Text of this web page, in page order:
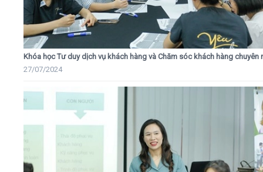
Khóa học Tư duy dịch vụ khách hàng và Chăm sóc khách hàng chuyên
27/07/2024